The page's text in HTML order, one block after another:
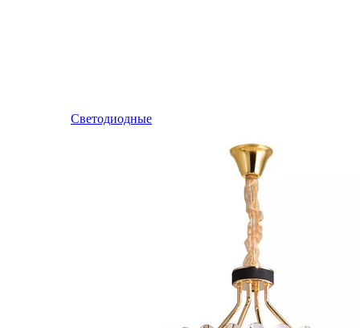
Светодиодные